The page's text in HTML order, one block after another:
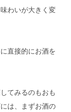
わいが大きく変
直接的にお酒を
てみるのもおも
は、まずお酒の